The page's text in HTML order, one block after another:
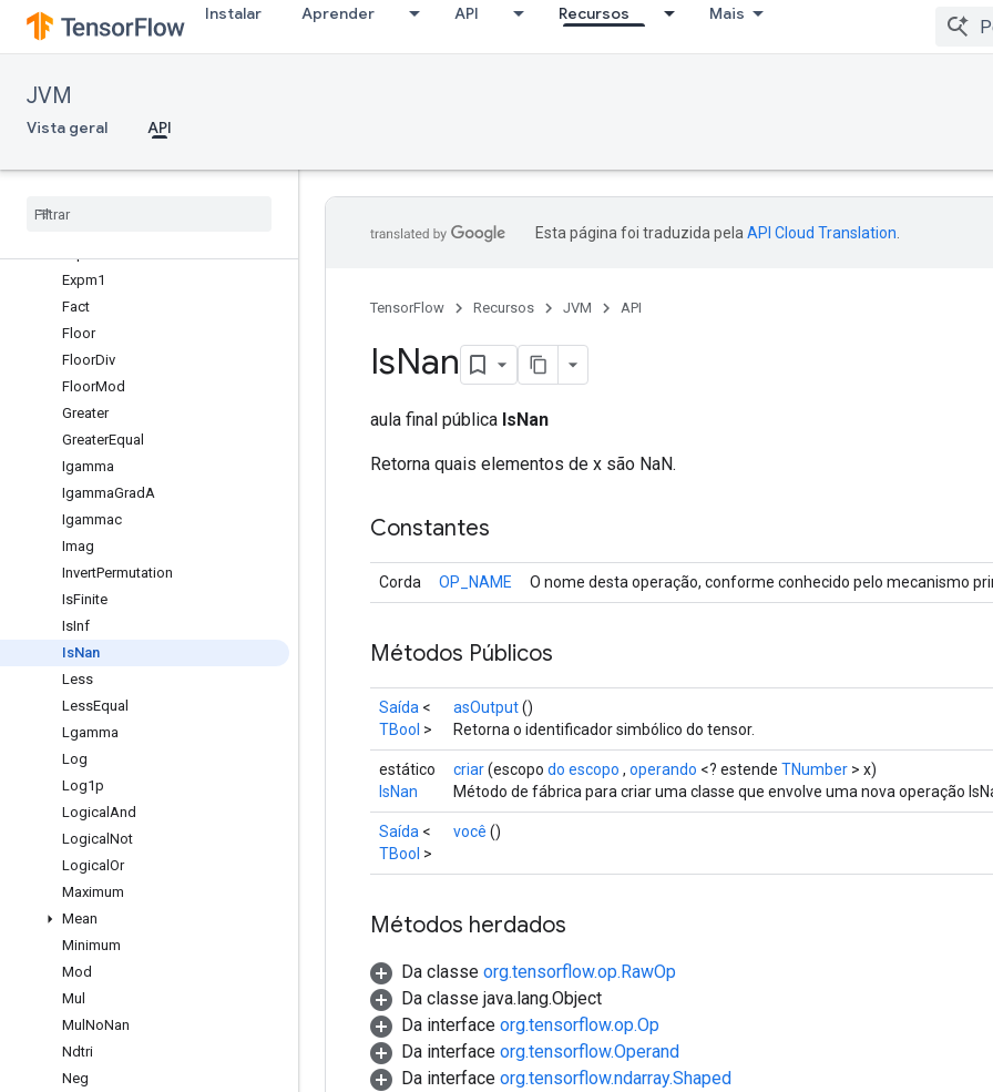
Instalar Aprender API Recursos Mais
JVM
Vista geral API
Cumsum
CumulativeLogsumexp
Digamma
Equal
Expm1
Fact
Floor
FloorDiv
FloorMod
Greater
GreaterEqual
Igamma
IgammaGradA
Igammac
Imag
InvertPermutation
IsFinite
IsInf
IsNan
Less
LessEqual
Lgamma
Log
Log1p
Logical And
Logical Not
Logical Or
Maximum
Mean
Minimum
Mod
Mul
Mul NoNan
Ndtri
Neg
Esta página foi traduzida pela API Cloud Translation
TensorFlow Recursos JVM API
IsNan
aula final pública IsNan
Retorna quais elementos de x são NaN.
Constantes
Corda OP_NAME O nome desta operação, conforme conhecido pelo mecanismo
Métodos Públicos
Saída <
TBool >
asOutput()
Retorna o identificador simbólico do tensor.
estático
IsNan
criar(escopo do escopo , operando <? estende TNumber > x)
Método de fábrica para criar uma classe que envolve uma nova operação
Saída <
TBool >
você ()
Métodos herdados
Da classe org.tensorflow.op.RawOp
Da classe java.lang.Object
Da interface org.tensorflow.op.Op
Da interface org.tensorflow.Operand
Da interface org.tensorflow.ndarray.Shaped